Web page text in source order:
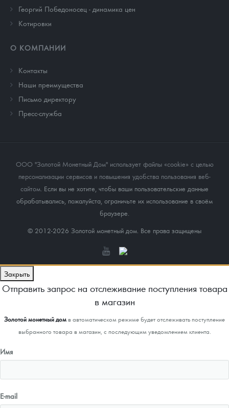
Георгий Победоносец - динамика цен
Котировки
О КОМПАНИИ
Контакты
Наши преимущества
Письмо директору
Пресс-служба
ООО "Золотой Монетный Дом" использует файлы «cookie» с целью
персонализации сервисов и повышения удобства пользования веб-
сайтом. Если вы не хотите, чтобы ваши пользовательские данные
обрабатывались, пожалуйста, ограничьте их использование в своём
браузере.
© 2012-2026 Золотой монетный дом. Все права защищены
Закрыть
Отправить запрос на отслеживание поступления товара
в магазин
Золотой монетный домв автоматическом режиме будет отслеживать поступление
выбранного товара в магазин, с последующим уведомлением клиента.
Имя
E-mail